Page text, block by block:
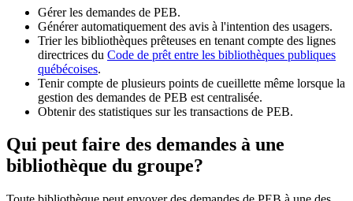
Gérer les demandes de PEB.
Générer automatiquement des avis à l'intention des usagers.
Trier les bibliothèques prêteuses en tenant compte des lignes
directrices du Code de prêt entre les bibliothèques publiques
québécoises.
Tenir compte de plusieurs points de cueillette même lorsque la
gestion des demandes de PEB est centralisée.
Obtenir des statistiques sur les transactions de PEB.
Qui peut faire des demandes à une
bibliothèque du groupe?